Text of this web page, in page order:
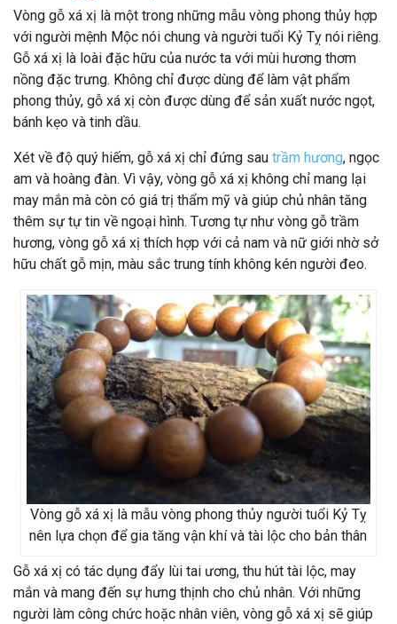
Vòng gỗ xá xị là một trong những mẫu vòng phong thủy hợp
với người mệnh Mộc nói chung và người tuổi Kỷ Tỵ nói riêng.
Gỗ xá xị là loài đặc hữu của nước ta với mùi hương thơm
nồng đặc trưng. Không chỉ được dùng để làm vật phẩm
phong thủy, gỗ xá xị còn được dùng để sản xuất nước ngọt,
bánh kẹo và tinh dầu.
Xét về độ quý hiếm, gỗ xá xị chỉ đứng sau trầm hương, ngọc
am và hoàng đàn. Vì vậy, vòng gỗ xá xị không chỉ mang lại
may mắn mà còn có giá trị thẩm mỹ và giúp chủ nhân tăng
thêm sự tự tin về ngoại hình. Tương tự như vòng gỗ trầm
hương, vòng gỗ xá xị thích hợp với cả nam và nữ giới nhờ sở
hữu chất gỗ mịn, màu sắc trung tính không kén người đeo.
Vòng gỗ xá xị là mẫu vòng phong thủy người tuổi Kỷ Tỵ
nên lựa chọn để gia tăng vận khí và tài lộc cho bản thân
Gỗ xá xị có tác dụng đẩy lùi tai ương, thu hút tài lộc, may
mắn và mang đến sự hưng thịnh cho chủ nhân. Với những
người làm công chức hoặc nhân viên, vòng gỗ xá xị sẽ giúp